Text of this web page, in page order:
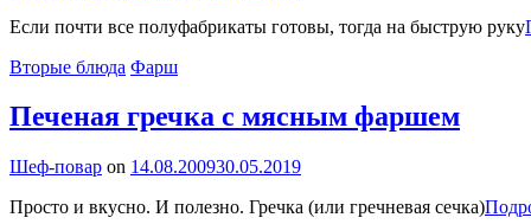
Если почти все полуфабрикаты готовы, тогда на быструю руку
Categories
Вторые блюда Фарш
Печеная гречка с мясным фаршем
By
Шеф-повар on 14.08.200930.05.2019
Просто и вкусно. И полезно. Гречка (или гречневая сечка)